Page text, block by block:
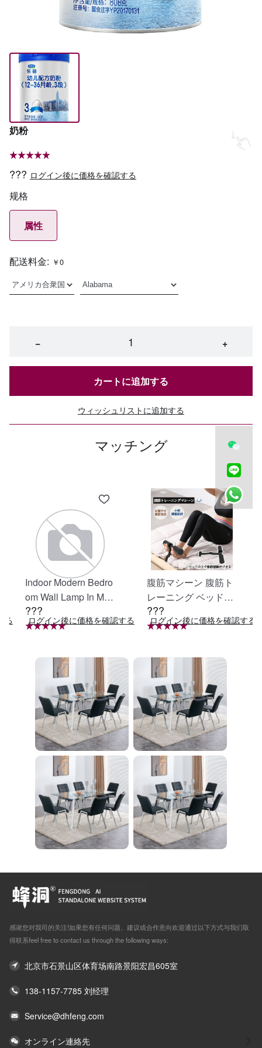
奶粉
??? ログイン後に価格を確認する
规格
属性
配送料金: ￥0
− +
カートに追加する
ウィッシュリストに追加する
マッチング
る
Indoor Modern Bedro
om Wall Lamp In Matt
e Black, Iron Clear Gl
ass Shade,4-Lights E
nity Light
???
ログイン後に価格を確認する
腹筋マシーン 腹筋ト
レーニング ベッド固
定 足固定 腹筋器具
腹筋マシン 足を押さ
レーニング器具 エク
ササイズ ダイエット
旅行 自宅 WBGHS-0
1-R
???
ログイン後に価格を確認する
感谢您对我司的关注!如果您有任何问题、建议或合作意向欢迎通过以下方式与我们取
得联系feel free to contact us through the following ways:
北京市石景山区体育场南路景阳宏昌605室
138-1157-7785 刘经理
Service@dhfeng.com
オンライン連絡先